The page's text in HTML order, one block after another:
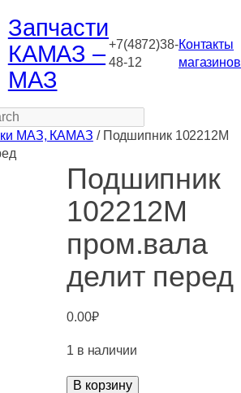
Запчасти
КАМАЗ –
МАЗ
+7(4872)38-
48-12
Контакты
магазинов
МАЗ, КАМАЗ / Подшипник 102212М
Подшипник
102212М
пром.вала
делит перед
0.00₽
1 в наличии
Количество
В корзину